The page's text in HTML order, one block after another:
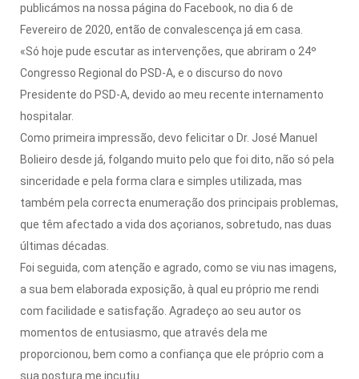
publicámos na nossa página do Facebook, no dia 6 de
Fevereiro de 2020, então de convalescença já em casa.
«Só hoje pude escutar as intervenções, que abriram o 24º
Congresso Regional do PSD-A, e o discurso do novo
Presidente do PSD-A, devido ao meu recente internamento
hospitalar.
Como primeira impressão, devo felicitar o Dr. José Manuel
Bolieiro desde já, folgando muito pelo que foi dito, não só pela
sinceridade e pela forma clara e simples utilizada, mas
também pela correcta enumeração dos principais problemas,
que têm afectado a vida dos açorianos, sobretudo, nas duas
últimas décadas.
Foi seguida, com atenção e agrado, como se viu nas imagens,
a sua bem elaborada exposição, à qual eu próprio me rendi
com facilidade e satisfação. Agradeço ao seu autor os
momentos de entusiasmo, que através dela me
proporcionou, bem como a confiança que ele próprio com a
sua postura me incutiu.